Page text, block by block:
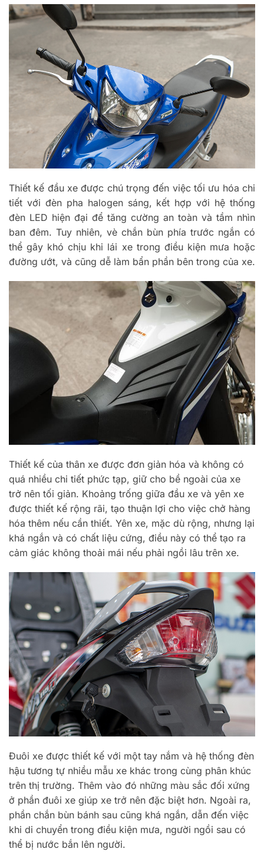
Thiết kế đầu xe được chú trọng đến việc tối ưu hóa chi
tiết với đèn pha halogen sáng, kết hợp với hệ thống
đèn LED hiện đại để tăng cường an toàn và tầm nhìn
ban đêm. Tuy nhiên, vè chắn bùn phía trước ngắn có
thể gây khó chịu khi lái xe trong điều kiện mưa hoặc
đường ướt, và cũng dễ làm bẩn phần bên trong của xe.
Thiết kế của thân xe được đơn giản hóa và không có
quá nhiều chi tiết phức tạp, giữ cho bề ngoài của xe
trở nên tối giản. Khoảng trống giữa đầu xe và yên xe
được thiết kế rộng rãi, tạo thuận lợi cho việc chở hàng
hóa thêm nếu cần thiết. Yên xe, mặc dù rộng, nhưng lại
khá ngắn và có chất liệu cứng, điều này có thể tạo ra
cảm giác không thoải mái nếu phải ngồi lâu trên xe.
Đuôi xe được thiết kế với một tay nắm và hệ thống đèn
hậu tương tự nhiều mẫu xe khác trong cùng phân khúc
trên thị trường. Thêm vào đó những màu sắc đối xứng
ở phần đuôi xe giúp xe trở nên đặc biệt hơn. Ngoài ra,
phần chắn bùn bánh sau cũng khá ngắn, dẫn đến việc
khi di chuyển trong điều kiện mưa, người ngồi sau có
thể bị nước bắn lên người.